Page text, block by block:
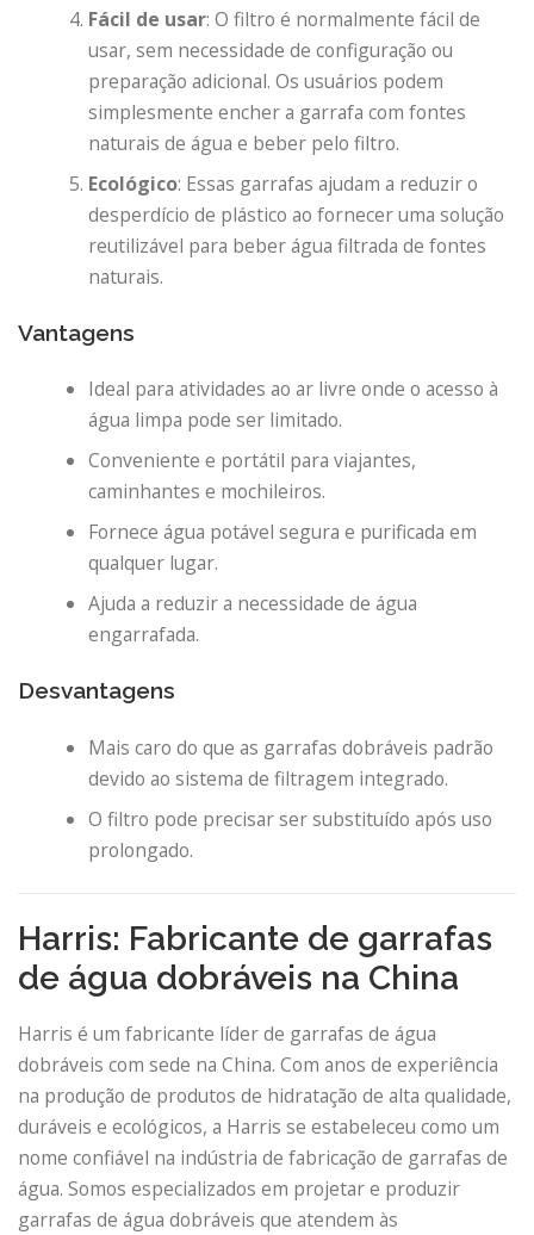
Fácil de usar: O filtro é normalmente fácil de
usar, sem necessidade de configuração ou
preparação adicional. Os usuários podem
simplesmente encher a garrafa com fontes
naturais de água e beber pelo filtro.
Ecológico: Essas garrafas ajudam a reduzir o
desperdício de plástico ao fornecer uma solução
reutilizável para beber água filtrada de fontes
naturais.
Vantagens
Ideal para atividades ao ar livre onde o acesso à
água limpa pode ser limitado.
Conveniente e portátil para viajantes,
caminhantes e mochileiros.
Fornece água potável segura e purificada em
qualquer lugar.
Ajuda a reduzir a necessidade de água
engarrafada.
Desvantagens
Mais caro do que as garrafas dobráveis ​​padrão
devido ao sistema de filtragem integrado.
O filtro pode precisar ser substituído após uso
prolongado.
Harris: Fabricante de garrafas
de água dobráveis ​​na China
Harris é um fabricante líder de garrafas de água
dobráveis ​​com sede na China. Com anos de experiência
na produção de produtos de hidratação de alta qualidade,
duráveis ​​e ecológicos, a Harris se estabeleceu como um
nome confiável na indústria de fabricação de garrafas de
água. Somos especializados em projetar e produzir
garrafas de água dobráveis ​​que atendem às